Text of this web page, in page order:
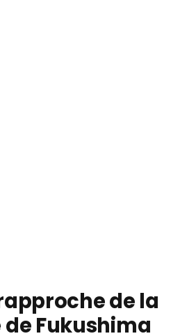
de la
Fukushima